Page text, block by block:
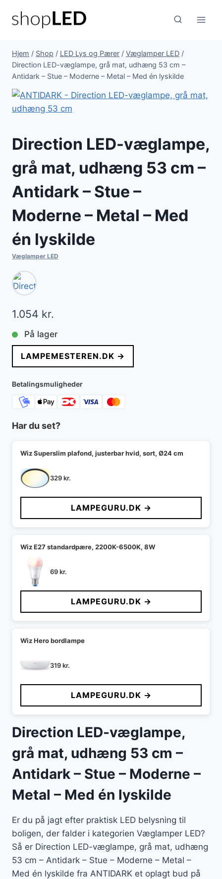
Hjem / Shop / LED Lys og Pærer / Væglamper LED /
Direction LED-væglampe, grå mat, udhæng 53 cm –
Antidark – Stue – Moderne – Metal – Med én lyskilde
Direction LED-væglampe,
grå mat, udhæng 53 cm –
Antidark – Stue –
Moderne – Metal – Med
én lyskilde
Væglamper LED
1.054 kr.
På lager
LAMPEMESTEREN.DK →
Betalingsmuligheder
Har du set?
Wiz Superslim plafond, justerbar hvid, sort, Ø24 cm
329kr.
LAMPEGURU.DK →
Wiz E27 standardpære, 2200K-6500K, 8W
69kr.
LAMPEGURU.DK →
Wiz Hero bordlampe
319kr.
LAMPEGURU.DK →
Direction LED-væglampe,
grå mat, udhæng 53 cm –
Antidark – Stue – Moderne –
Metal – Med én lyskilde
Er du på jagt efter praktisk LED belysning til
boligen, der falder i kategorien Væglamper LED?
Så er Direction LED-væglampe, grå mat, udhæng
53 cm – Antidark – Stue – Moderne – Metal –
Med én lyskilde fra ANTIDARK et oplagt bud på